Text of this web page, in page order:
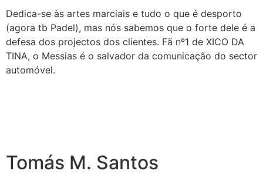
Dedica-se às artes marciais e tudo o que é desporto
(agora tb Padel), mas nós sabemos que o forte dele é a
defesa dos projectos dos clientes. Fã nº1 de XICO DA
TINA, o Messias é o salvador da comunicação do sector
automóvel.
Tomás M. Santos